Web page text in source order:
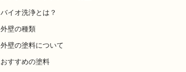
バイオ洗浄とは？
外壁の種類
外壁の塗料について
おすすめの塗料